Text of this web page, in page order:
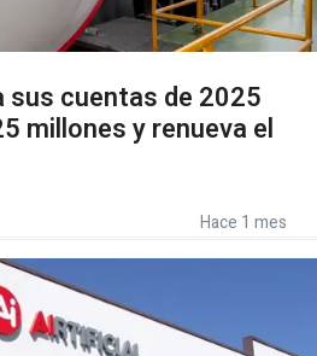
cuentas de 2025
millones y renueva el
Hace 1 mes